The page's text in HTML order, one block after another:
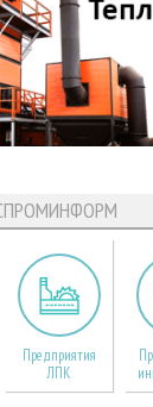
Предприятия
ЛПК